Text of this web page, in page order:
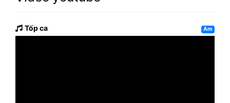
Tốp ca Am